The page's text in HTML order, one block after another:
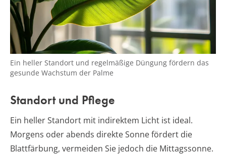
Ein heller Standort und regelmäßige Düngung fördern das
gesunde Wachstum der Palme
Standort und Pflege
Ein heller Standort mit indirektem Licht ist ideal.
Morgens oder abends direkte Sonne fördert die
Blattfärbung, vermeiden Sie jedoch die Mittagssonne.